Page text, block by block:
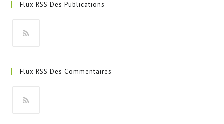
Flux RSS Des Publications
un
onglet
Flux RSS Des Commentaires